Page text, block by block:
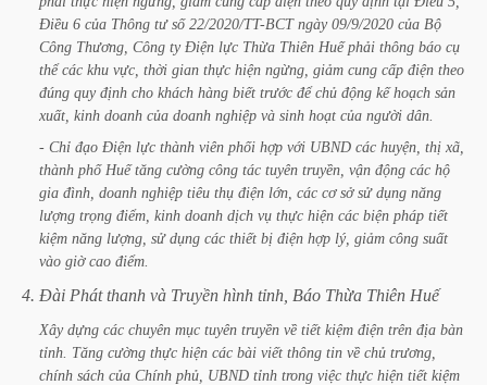
Điều 6 của Thông tư số 22/2020/TT-BCT ngày 09/9/2020 của Bộ
Công Thương, Công ty Điện lực Thừa Thiên Huế phải thông báo cụ
thể các khu vực, thời gian thực hiện ngừng, giảm cung cấp điện theo
đúng quy định cho khách hàng biết trước để chủ động kế hoạch sản
xuất, kinh doanh của doanh nghiệp và sinh hoạt của người dân.
- Chỉ đạo Điện lực thành viên phối hợp với UBND các huyện, thị xã,
thành phố Huế tăng cường công tác tuyên truyền, vận động các hộ
gia đình, doanh nghiệp tiêu thụ điện lớn, các cơ sở sử dụng năng
lượng trọng điểm, kinh doanh dịch vụ thực hiện các biện pháp tiết
kiệm năng lượng, sử dụng các thiết bị điện hợp lý, giảm công suất
vào giờ cao điểm.
4. Đài Phát thanh và Truyền hình tỉnh, Báo Thừa Thiên Huế
Xây dựng các chuyên mục tuyên truyền về tiết kiệm điện trên địa bàn
tỉnh. Tăng cường thực hiện các bài viết thông tin về chủ trương,
chính sách của Chính phủ, UBND tỉnh trong việc thực hiện tiết kiệm